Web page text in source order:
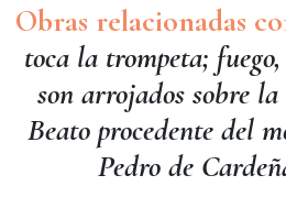
Obras relacionadas
toca la trompeta;
son arrojados sobre
Beato procedente del
Pedro de